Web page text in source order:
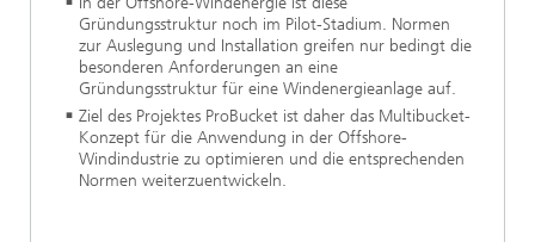
Gründungsstruktur noch im Pilot-Stadium. Normen
zur Auslegung und Installation greifen nur bedingt die
besonderen Anforderungen an eine
Gründungsstruktur für eine Windenergieanlage auf.
Ziel des Projektes ProBucket ist daher das Multibucket-
Konzept für die Anwendung in der Offshore-
Windindustrie zu optimieren und die entsprechenden
Normen weiterzuentwickeln.